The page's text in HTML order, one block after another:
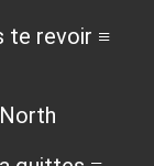
te revoir ≡